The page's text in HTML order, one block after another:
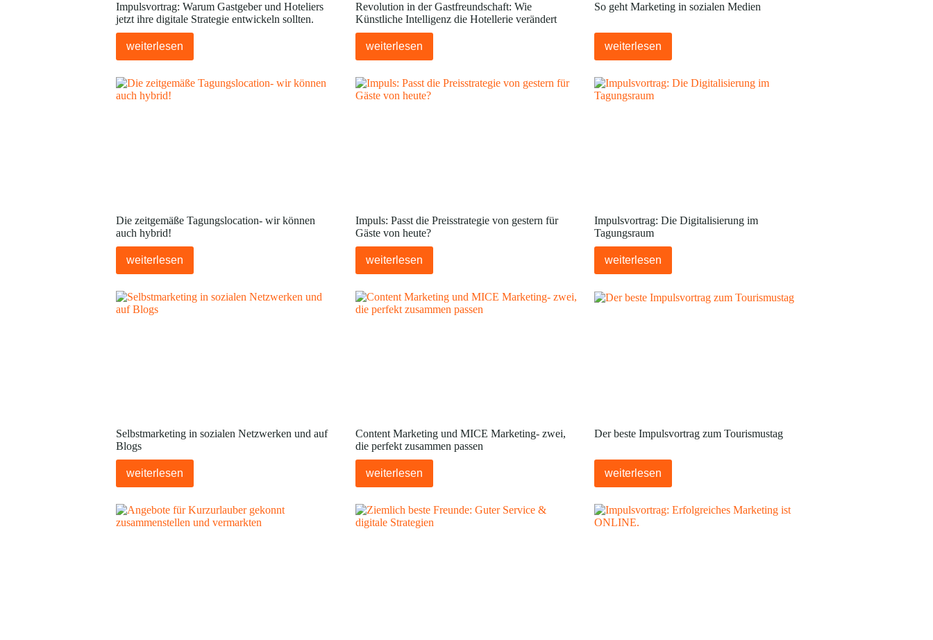
Impulsvortrag: Warum Gastgeber und Hoteliers
jetzt ihre digitale Strategie entwickeln sollten.
weiterlesen
Revolution in der Gastfreundschaft: Wie
Künstliche Intelligenz die Hotellerie verändert
weiterlesen
So geht Marketing in sozialen Medien
weiterlesen
Die zeitgemäße Tagungslocation- wir können
auch hybrid!
weiterlesen
Impuls: Passt die Preisstrategie von gestern für
Gäste von heute?
weiterlesen
Impulsvortrag: Die Digitalisierung im
Tagungsraum
weiterlesen
Selbstmarketing in sozialen Netzwerken und auf
Blogs
weiterlesen
Content Marketing und MICE Marketing- zwei,
die perfekt zusammen passen
weiterlesen
Der beste Impulsvortrag zum Tourismustag
weiterlesen